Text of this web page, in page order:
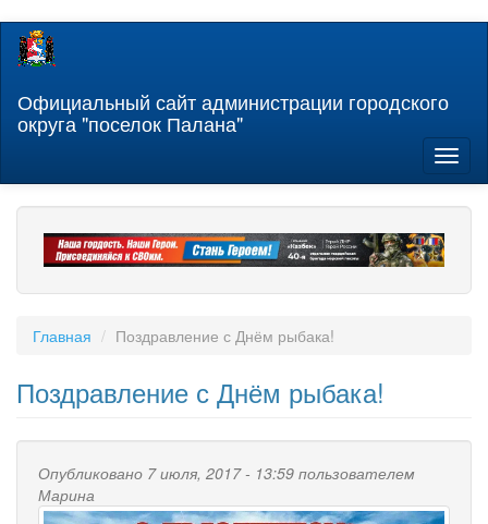
Перейти
содержанию
Официальный сайт администрации городского
округа "поселок Палана"
Главная Поздравление с Днём рыбака!
Поздравление с Днём рыбака!
Опубликовано 7 июля, 2017 - 13:59 пользователем
Марина